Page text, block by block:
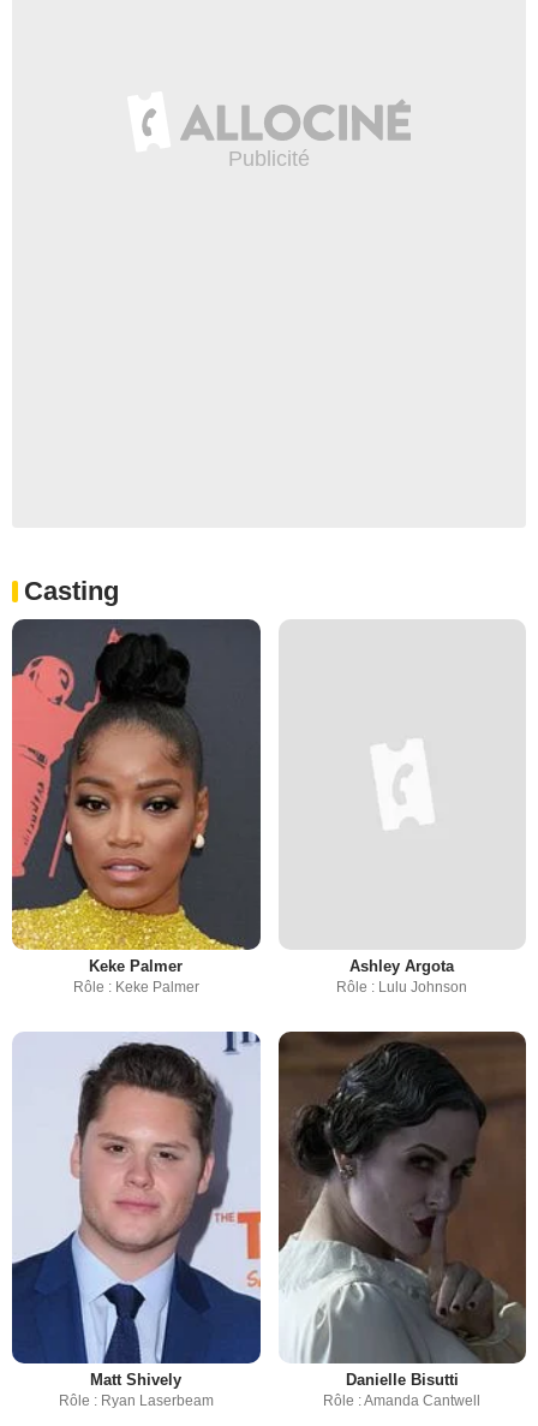
Casting
Keke Palmer
Rôle : Keke Palmer
Ashley Argota
Rôle : Lulu Johnson
Matt Shively
Rôle : Ryan Laserbeam
Danielle Bisutti
Rôle : Amanda Cantwell